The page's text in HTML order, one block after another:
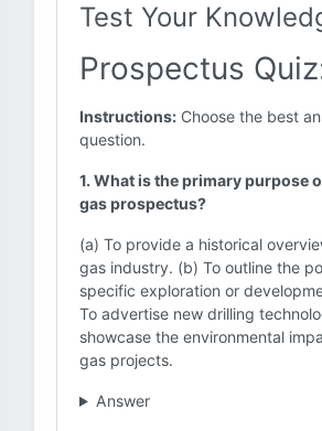
Test Your
Prospectus
Instructions: Choose the best
question.
1. What is the primary purpose
gas prospectus?
(a) To provide a historical
gas industry. (b) To outline the
specific exploration or
To advertise new drilling
showcase the environmental
gas projects.
Answer